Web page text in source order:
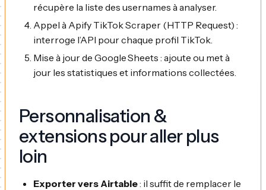
récupère la liste des usernames à analyser.
Appel à Apify TikTok Scraper (HTTP Request) :
interroge l’API pour chaque profil TikTok.
Mise à jour de Google Sheets : ajoute ou met à
jour les statistiques et informations collectées.
Personnalisation &
extensions pour aller plus
loin
Exporter vers Airtable: il suffit de remplacer le